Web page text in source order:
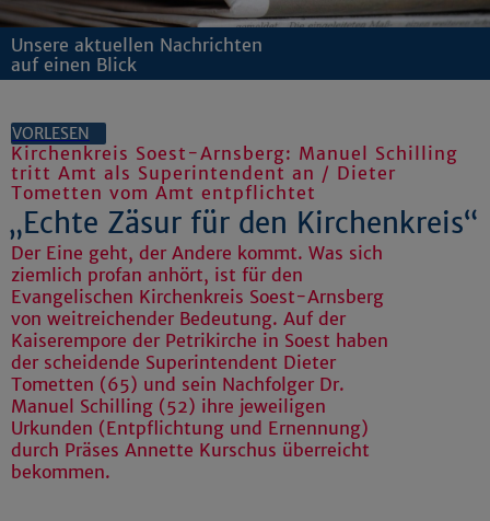
Unsere aktuellen Nachrichten
auf einen Blick
VORLESEN
Kirchenkreis Soest-Arnsberg: Manuel Schilling
tritt Amt als Superintendent an / Dieter
Tometten vom Amt entpflichtet
„Echte Zäsur für den Kirchenkreis“
Der Eine geht, der Andere kommt. Was sich
ziemlich profan anhört, ist für den
Evangelischen Kirchenkreis Soest-Arnsberg
von weitreichender Bedeutung. Auf der
Kaiserempore der Petrikirche in Soest haben
der scheidende Superintendent Dieter
Tometten (65) und sein Nachfolger Dr.
Manuel Schilling (52) ihre jeweiligen
Urkunden (Entpflichtung und Ernennung)
durch Präses Annette Kurschus überreicht
bekommen.